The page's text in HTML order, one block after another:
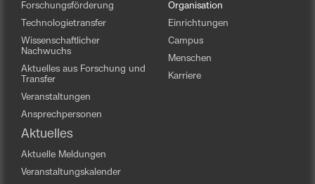
Forschungsförderung
Technologietransfer
Wissenschaftlicher
Nachwuchs
Aktuelles aus Forschung und
Transfer
Veranstaltungen
Ansprechpersonen
Organisation
Einrichtungen
Campus
Menschen
Karriere
Aktuelles
Aktuelle Meldungen
Veranstaltungskalender